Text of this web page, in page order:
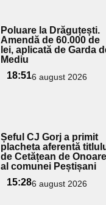
Poluare la Drăguțești.
Amendă de 60.000 de
lei, aplicată de Garda
Mediu
18:516 august 2026
Șeful CJ Gorj a primit
placheta aferentă
de Cetățean de Onoare
al comunei Peștișani
15:286 august 2026